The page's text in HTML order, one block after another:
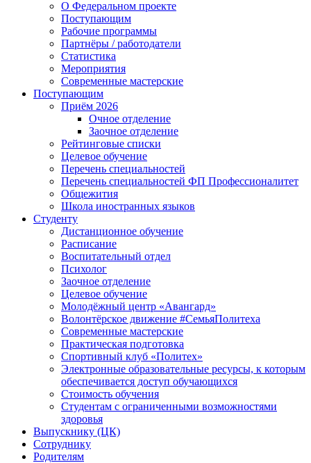
О Федеральном проекте
Поступающим
Рабочие программы
Партнёры / работодатели
Статистика
Мероприятия
Современные мастерские
Поступающим
Приём 2026
Очное отделение
Заочное отделение
Рейтинговые списки
Целевое обучение
Перечень специальностей
Перечень специальностей ФП Профессионалитет
Общежития
Школа иностранных языков
Студенту
Дистанционное обучение
Расписание
Воспитательный отдел
Психолог
Заочное отделение
Целевое обучение
Молодёжный центр «Авангард»
Волонтёрское движение #СемьяПолитеха
Современные мастерские
Практическая подготовка
Спортивный клуб «Политех»
Электронные образовательные ресурсы, к которым
обеспечивается доступ обучающихся
Стоимость обучения
Студентам с ограниченными возможностями
здоровья
Выпускнику (ЦК)
Сотруднику
Родителям